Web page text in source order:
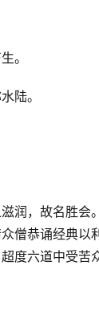
。
陆。
润，故名胜会
僧恭诵经典以
度六道中受苦